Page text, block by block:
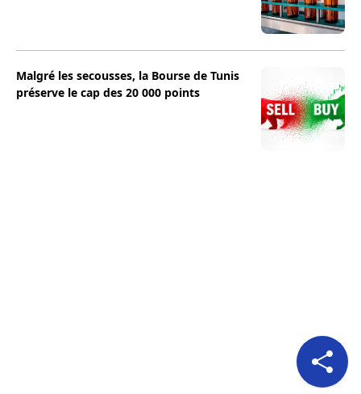
Malgré les secousses, la Bourse de Tunis
préserve le cap des 20 000 points